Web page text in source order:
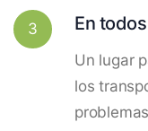
3 En
Un lugar
los